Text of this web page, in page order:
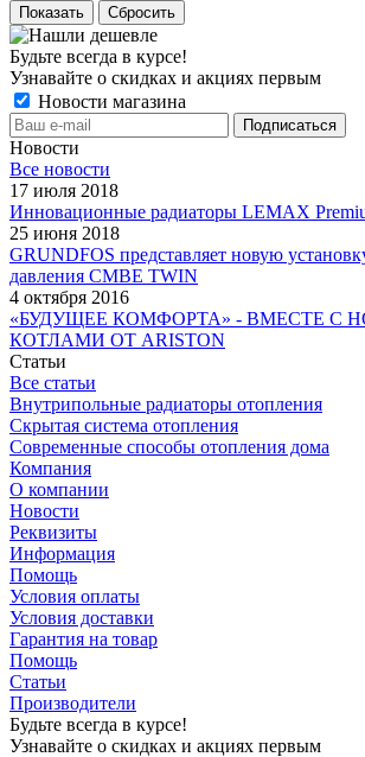
Сбросить
Будьте всегда в курсе!
Узнавайте о скидках и акциях первым
Новости магазина
Новости
Все новости
17 июля 2018
Инновационные радиаторы LEMAX
25 июня 2018
GRUNDFOS представляет новую
давления CMBE TWIN
4 октября 2016
«БУДУЩЕЕ КОМФОРТА» - ВМЕСТЕ С
КОТЛАМИ ОТ ARISTON
Статьи
Все статьи
Внутрипольные радиаторы отопления
Скрытая система отопления
Современные способы отопления дома
Компания
О компании
Новости
Реквизиты
Информация
Помощь
Условия оплаты
Условия доставки
Гарантия на товар
Помощь
Статьи
Производители
Будьте всегда в курсе!
Узнавайте о скидках и акциях первым